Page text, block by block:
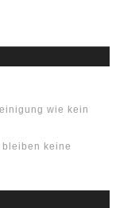
wie kein
bleiben keine